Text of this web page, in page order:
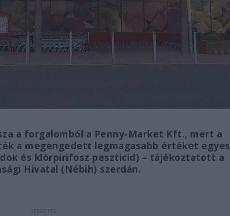
a forgalomból a Penny-Market Kft., mert a
a megengedett legmagasabb értéket egyes
és klórpirifosz peszticid) – tájékoztatott a
Hivatal (Nébih) szerdán.